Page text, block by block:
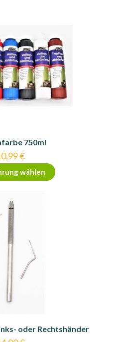
750ml
€
wählen
Dieses
Produkt
oder Rechtshänder